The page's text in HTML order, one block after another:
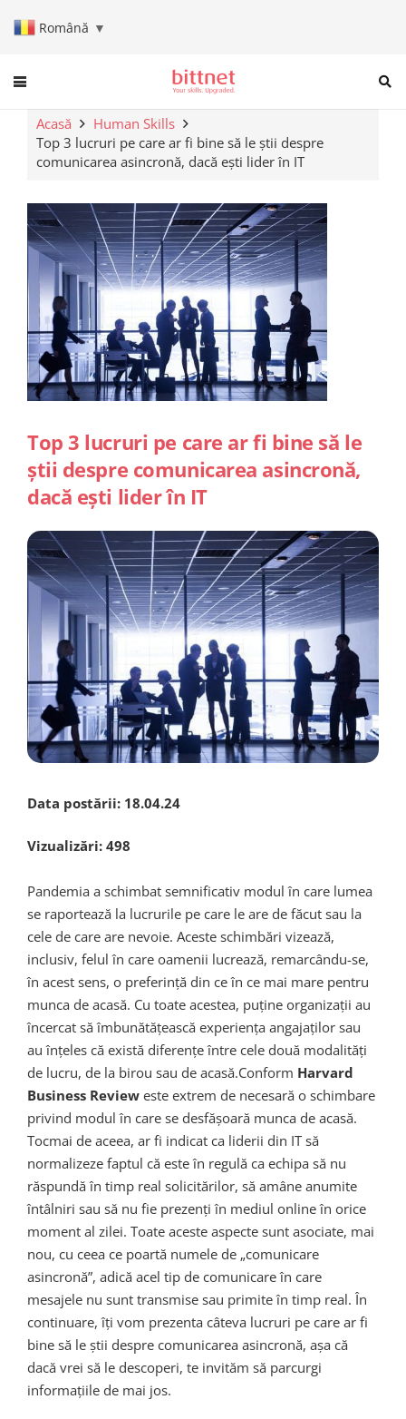
Română ▼
When autocomplete results
Acasă
Human Skills
Top 3 lucruri pe care ar fi bine să le știi despre
comunicarea asincronă, dacă ești lider în IT
Top 3 lucruri pe care ar fi bine să le
știi despre comunicarea asincronă,
dacă ești lider în IT
Data postării: 18.04.24
Vizualizări: 498
Pandemia a schimbat semnificativ modul în care lumea
se raportează la lucrurile pe care le are de făcut sau la
cele de care are nevoie. Aceste schimbări vizează,
inclusiv, felul în care oamenii lucrează, remarcându-se,
în acest sens, o preferință din ce în ce mai mare pentru
munca de acasă. Cu toate acestea, puține organizații au
încercat să îmbunătățească experiența angajaților sau
au înțeles că există diferențe între cele două modalități
de lucru, de la birou sau de acasă.Conform Harvard
Business Review este extrem de necesară o schimbare
privind modul în care se desfășoară munca de acasă.
Tocmai de aceea, ar fi indicat ca liderii din IT să
normalizeze faptul că este în regulă ca echipa să nu
răspundă în timp real solicitărilor, să amâne anumite
întâlniri sau să nu fie prezenți în mediul online în orice
moment al zilei. Toate aceste aspecte sunt asociate, mai
nou, cu ceea ce poartă numele de „comunicare
asincronă”, adică acel tip de comunicare în care
mesajele nu sunt transmise sau primite în timp real. În
continuare, îți vom prezenta câteva lucruri pe care ar fi
bine să le știi despre comunicarea asincronă, așa că
dacă vrei să le descoperi, te invităm să parcurgi
informațiile de mai jos.